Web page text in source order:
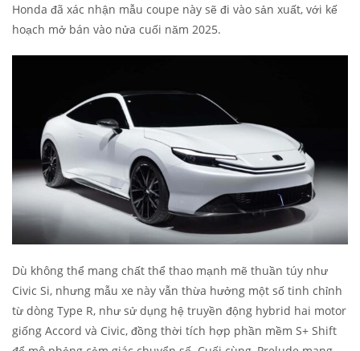
Honda đã xác nhận mẫu coupe này sẽ đi vào sản xuất, với kế
hoạch mở bán vào nửa cuối năm 2025.
Dù không thể mang chất thể thao mạnh mẽ thuần túy như
Civic Si, nhưng mẫu xe này vẫn thừa hưởng một số tinh chỉnh
từ dòng Type R, như sử dụng hệ truyền động hybrid hai motor
giống Accord và Civic, đồng thời tích hợp phần mềm S+ Shift